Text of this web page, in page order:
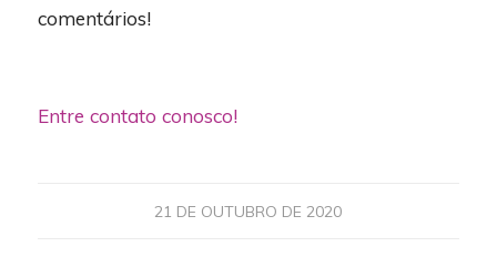
comentários!
Entre contato conosco!
21 DE OUTUBRO DE 2020